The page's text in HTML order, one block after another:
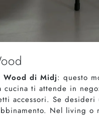
Wood di Midj: questo
cucina ti attende in
accessori. Se
Nel living